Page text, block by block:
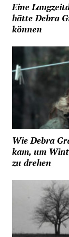
Eine
hätte Debra
können
Wie Debra
kam, um
zu drehen